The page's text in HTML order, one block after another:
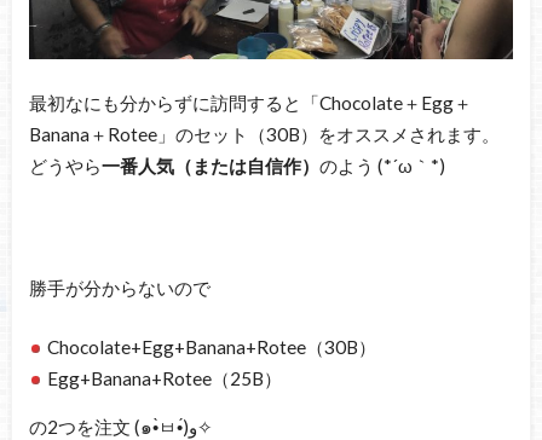
最初なにも分からずに訪問すると「Chocolate＋Egg＋
Banana＋Rotee」のセット（30B）をオススメされます。
どうやら一番人気（または自信作） のよう (*´ω｀*)
勝手が分からないので
Chocolate+Egg+Banana+Rotee（30B）
Egg+Banana+Rotee（25B）
の2つを注文 (๑•̀ㅂ•́)و✧